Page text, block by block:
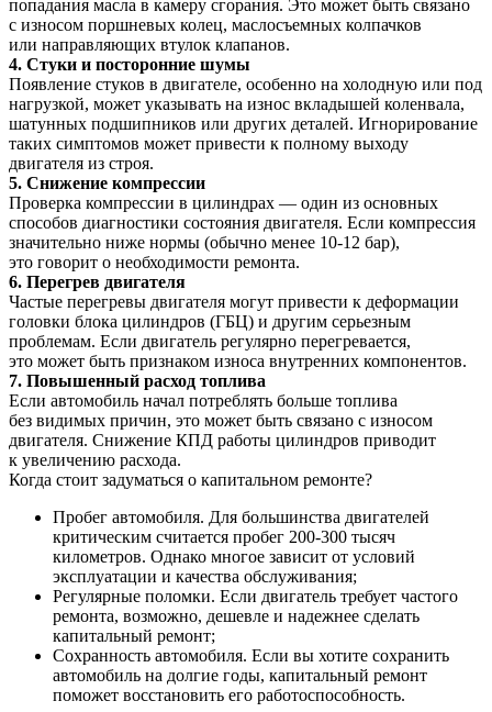
попадания масла в камеру сгорания. Это может быть связано
с износом поршневых колец, маслосъемных колпачков
или направляющих втулок клапанов.
4. Стуки и посторонние шумы
Появление стуков в двигателе, особенно на холодную или под
нагрузкой, может указывать на износ вкладышей коленвала,
шатунных подшипников или других деталей. Игнорирование
таких симптомов может привести к полному выходу
двигателя из строя.
5. Снижение компрессии
Проверка компрессии в цилиндрах — один из основных
способов диагностики состояния двигателя. Если компрессия
значительно ниже нормы (обычно менее 10-12 бар),
это говорит о необходимости ремонта.
6. Перегрев двигателя
Частые перегревы двигателя могут привести к деформации
головки блока цилиндров (ГБЦ) и другим серьезным
проблемам. Если двигатель регулярно перегревается,
это может быть признаком износа внутренних компонентов.
7. Повышенный расход топлива
Если автомобиль начал потреблять больше топлива
без видимых причин, это может быть связано с износом
двигателя. Снижение КПД работы цилиндров приводит
к увеличению расхода.
Когда стоит задуматься о капитальном ремонте?
Пробег автомобиля. Для большинства двигателей
критическим считается пробег 200-300 тысяч
километров. Однако многое зависит от условий
эксплуатации и качества обслуживания;
Регулярные поломки. Если двигатель требует частого
ремонта, возможно, дешевле и надежнее сделать
капитальный ремонт;
Сохранность автомобиля. Если вы хотите сохранить
автомобиль на долгие годы, капитальный ремонт
поможет восстановить его работоспособность.